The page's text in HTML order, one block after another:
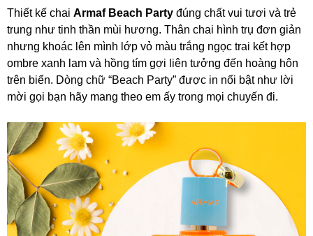
Thiết kế chai Armaf Beach Party đúng chất vui tươi và trẻ
trung như tinh thần mùi hương. Thân chai hình trụ đơn giản
nhưng khoác lên mình lớp vỏ màu trắng ngọc trai kết hợp
ombre xanh lam và hồng tím gợi liên tưởng đến hoàng hôn
trên biển. Dòng chữ “Beach Party” được in nổi bật như lời
mời gọi bạn hãy mang theo em ấy trong mọi chuyến đi.